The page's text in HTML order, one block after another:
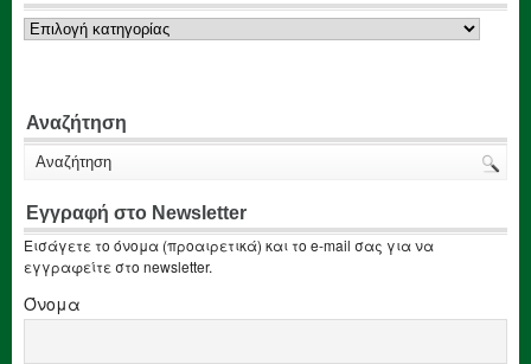
Κατηγορίες
Αναζήτηση
Εγγραφή στο Newsletter
Εισάγετε το όνομα (προαιρετικά) και το e-mail σας για να
εγγραφείτε στο newsletter.
Όνομα